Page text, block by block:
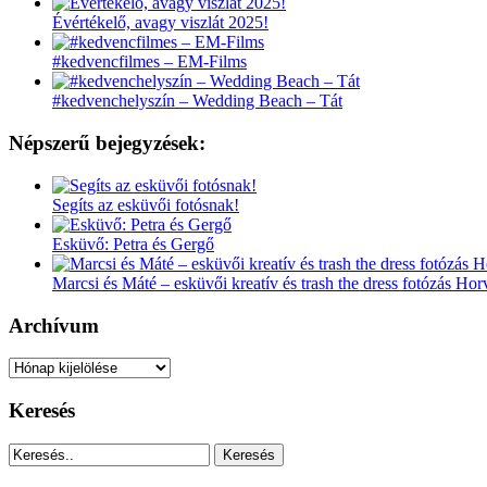
Évértékelő, avagy viszlát 2025!
#kedvencfilmes – EM-Films
#kedvenchelyszín – Wedding Beach – Tát
Népszerű bejegyzések:
Segíts az esküvői fotósnak!
Esküvő: Petra és Gergő
Marcsi és Máté – esküvői kreatív és trash the dress fotózás
Archívum
Archívum
Keresés
Keresés